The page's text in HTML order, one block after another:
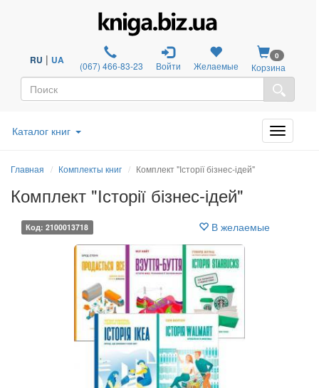
RU | UA (067) 466-83-23 Войти Желаемые
0
Корзина
Каталог книг
Главная Комплекты книг Комплект "Історії бізнес-ідей"
Комплект "Історії бізнес-ідей"
Код: 2100013718 В желаемые